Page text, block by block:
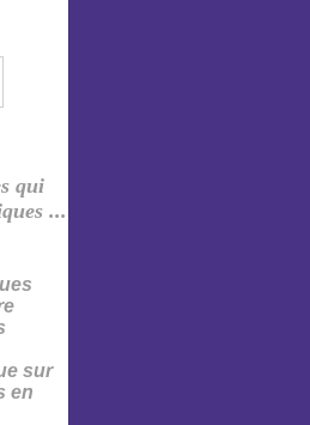
qui
...
sur
en